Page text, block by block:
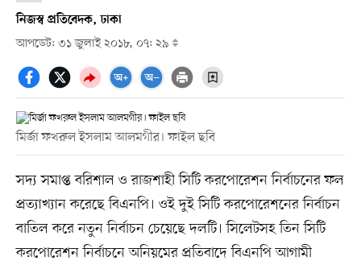
নিজস্ব প্রতিবেদক, ঢাকা
আপডেট: ৩১ জুলাই ২০১৮, ০৭: ২৯
মির্জা ফখরুল ইসলাম আলমগীর। ফাইল ছবি
সদ্য সমাপ্ত বরিশাল ও রাজশাহী সিটি করপোরেশন নির্বাচনের ফল
প্রত্যাখ্যান করেছে বিএনপি। ওই দুই সিটি করপোরেশনের নির্বাচন
বাতিল করে নতুন নির্বাচন চেয়েছে দলটি। সিলেটসহ তিন সিটি
করপোরেশন নির্বাচনে অনিয়মের প্রতিবাদে বিএনপি আগামী